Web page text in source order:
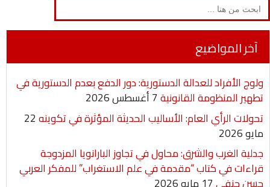
c
e
b
o
o
k
i
t
t
e
r
a
s
A
p
s
e
n
g
r
a
l
a
l
i
t
for:
آخر المواضيع
ولوج الأفراد للعدالة الدستورية: دور الدفع بعدم الدستورية في
تطهير المنظومة القانونية7 أغسطس 2026
تحولات الرأي العام: الأساليب الحديثة المؤثرة في تكوينه22
مايو 2026
جدلية الغرب والشرق: محاول في تجاوز البارانويا المزدوجة
قراءات في كتاب “مقدمة في علم الاستغراب” للمفكر العربي